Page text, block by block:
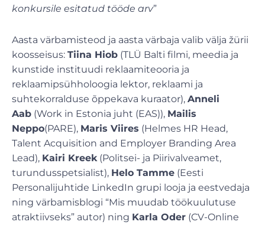
konkursile esitatud tööde arv”
Aasta värbamisteod ja aasta värbaja valib välja žürii
koosseisus: Tiina Hiob (TLÜ Balti filmi, meedia ja
kunstide instituudi reklaamiteooria ja
reklaamipsühholoogia lektor, reklaami ja
suhtekorralduse õppekava kuraator), Anneli
Aab (Work in Estonia juht (EAS)), Mailis
Neppo(PARE), Maris Viires (Helmes HR Head,
Talent Acquisition and Employer Branding Area
Lead), Kairi Kreek (Politsei- ja Piirivalveamet,
turundusspetsialist), Helo Tamme (Eesti
Personalijuhtide LinkedIn grupi looja ja eestvedaja
ning värbamisblogi “Mis muudab töökuulutuse
atraktiivseks” autor) ning Karla Oder (CV-Online